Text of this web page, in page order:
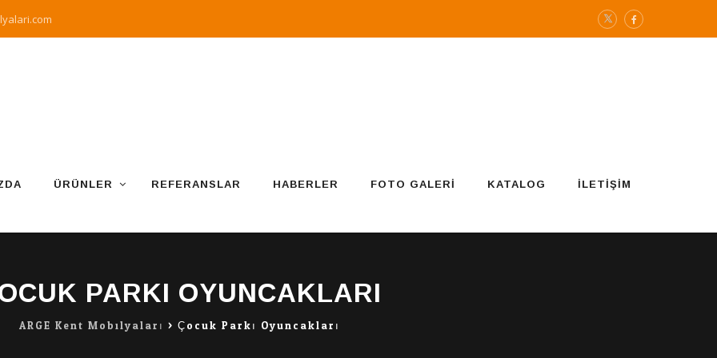
ÜRÜNLER REFERANSLAR HABERLER FOTO GALERI KATALOG İLETIŞIM
PARKI OYUNCAKLARI
ARGE Kent Mobilyaları > Çocuk Parkı Oyuncakları